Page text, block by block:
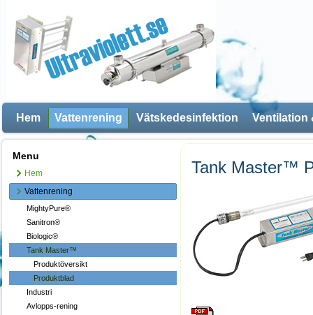
Hem Vattenrening Vätskedesinfektion Ventilation
Menu
Hem
Vattenrening
MightyPure®
Sanitron®
Biologic®
Tank Master™
Produktöversikt
Produktblad
Industri
Avlopps-rening
Tank Master™